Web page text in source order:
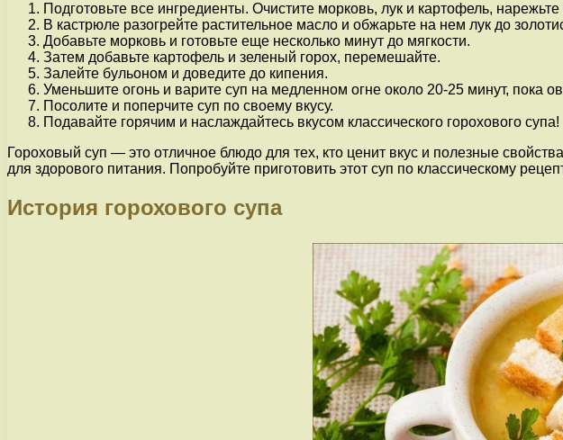
Подготовьте все ингредиенты. Очистите морковь, лук и картофель, нарежьте
В кастрюле разогрейте растительное масло и обжарьте на нем лук до
Добавьте морковь и готовьте еще несколько минут до мягкости.
Затем добавьте картофель и зеленый горох, перемешайте.
Залейте бульоном и доведите до кипения.
Уменьшите огонь и варите суп на медленном огне около 20-25 минут, пока
Посолите и поперчите суп по своему вкусу.
Подавайте горячим и наслаждайтесь вкусом классического горохового супа!
Гороховый суп — это отличное блюдо для тех, кто ценит вкус и полезные
для здорового питания. Попробуйте приготовить этот суп по классическому
История горохового супа